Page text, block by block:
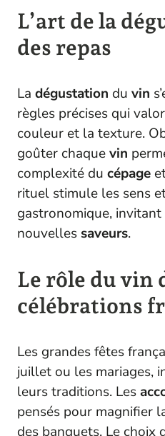
L’art de la
des repas
La dégustation du vin
règles précises qui
couleur et la texture.
goûter chaquevin
complexité du cépage
rituel stimule les sens
gastronomique,
nouvelles saveurs.
Le rôle du vin
célébrations
Les grandes fêtes
juillet ou les mariages,
leurs traditions. Les
pensés pour magnifier
des banquets. Le choix